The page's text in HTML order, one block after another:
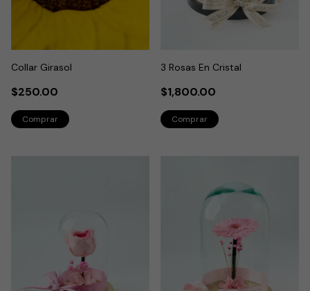
Collar Girasol
$250.00
3 Rosas En Cristal
$1,800.00